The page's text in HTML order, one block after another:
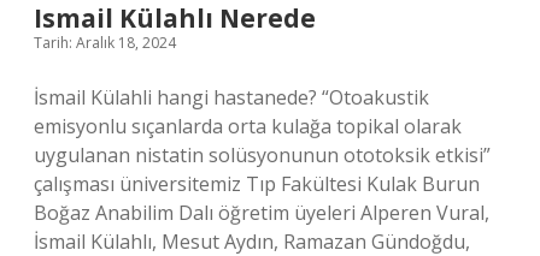
Ismail Külahlı Nerede
Tarih: Aralık 18, 2024
İsmail Külahli hangi hastanede? “Otoakustik
emisyonlu sıçanlarda orta kulağa topikal olarak
uygulanan nistatin solüsyonunun ototoksik etkisi”
çalışması üniversitemiz Tıp Fakültesi Kulak Burun
Boğaz Anabilim Dalı öğretim üyeleri Alperen Vural,
İsmail Külahlı, Mesut Aydın, Ramazan Gündoğdu,